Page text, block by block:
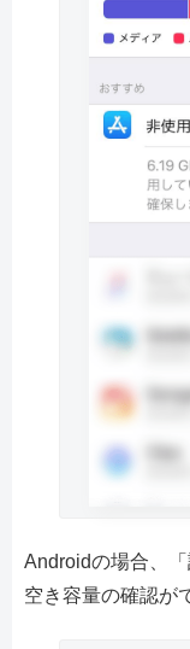
Androidの場合、
空き容量の確認が